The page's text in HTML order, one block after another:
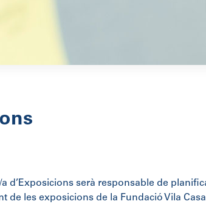
d’Exposicions serà responsable de
les exposicions de la Fundació Vila